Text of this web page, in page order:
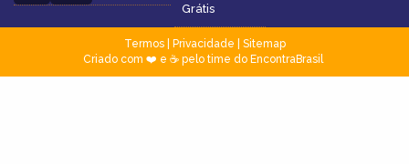
Grátis
Termos| Privacidade
Sitemap
Criado com ❤️ e ☕ pelo time do EncontraBrasil